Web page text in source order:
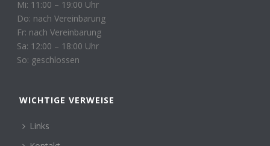
Mi: 11:00 – 19:00 Uhr
Do: nach Vereinbarung
Fr: nach Vereinbarung
Sa: 12:00 – 18:00 Uhr
So: geschlossen
WICHTIGE VERWEISE
Links